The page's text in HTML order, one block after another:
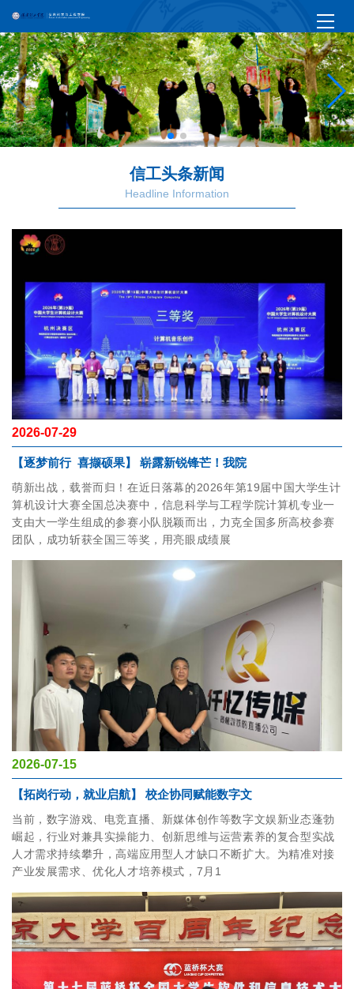
信工头条新闻
Headline Information
2026-07-29
【逐梦前行 喜撷硕果】 崭露新锐锋芒！我院
萌新出战，载誉而归！在近日落幕的2026年第19届中国大学生计
算机设计大赛全国总决赛中，信息科学与工程学院计算机专业一
支由大一学生组成的参赛小队脱颖而出，力克全国多所高校参赛
团队，成功斩获全国三等奖，用亮眼成绩展
2026-07-15
【拓岗行动，就业启航】 校企协同赋能数字文
当前，数字游戏、电竞直播、新媒体创作等数字文娱新业态蓬勃
崛起，行业对兼具实操能力、创新思维与运营素养的复合型实战
人才需求持续攀升，高端应用型人才缺口不断扩大。为精准对接
产业发展需求、优化人才培养模式，7月1